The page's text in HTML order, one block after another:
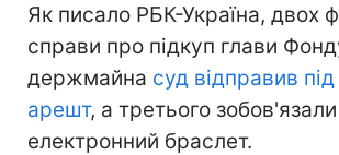
Як писало РБК-Україна, двох
справи про підкуп глави
держмайна суд відправив
арешт, а третього
електронний браслет.